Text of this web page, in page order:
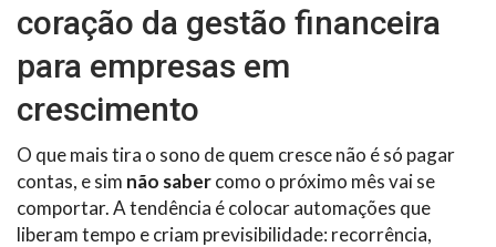
coração da gestão financeira
para empresas em
crescimento
O que mais tira o sono de quem cresce não é só pagar
contas, e sim não sabercomo o próximo mês vai se
comportar. A tendência é colocar automações que
liberam tempo e criam previsibilidade: recorrência,